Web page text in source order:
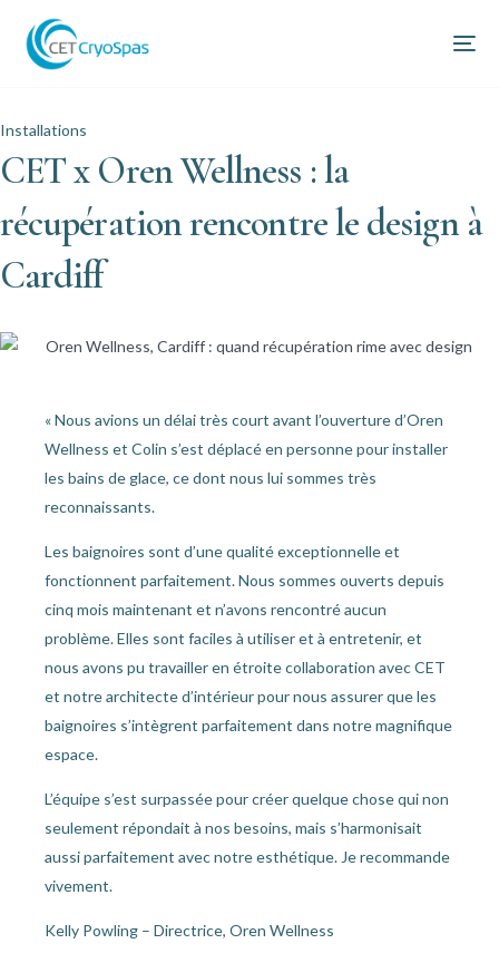
Installations
CET x Oren Wellness : la
récupération rencontre le design à
Cardiff
« Nous avions un délai très court avant l’ouverture d’Oren
Wellness et Colin s’est déplacé en personne pour installer
les bains de glace, ce dont nous lui sommes très
reconnaissants.
Les baignoires sont d’une qualité exceptionnelle et
fonctionnent parfaitement. Nous sommes ouverts depuis
cinq mois maintenant et n’avons rencontré aucun
problème. Elles sont faciles à utiliser et à entretenir, et
nous avons pu travailler en étroite collaboration avec CET
et notre architecte d’intérieur pour nous assurer que les
baignoires s’intègrent parfaitement dans notre magnifique
espace.
L’équipe s’est surpassée pour créer quelque chose qui non
seulement répondait à nos besoins, mais s’harmonisait
aussi parfaitement avec notre esthétique. Je recommande
vivement.
Kelly Powling – Directrice, Oren Wellness